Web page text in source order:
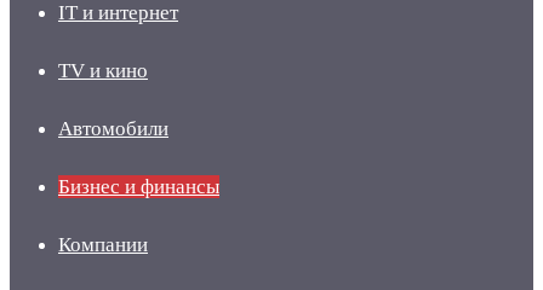
IT и интернет
TV и кино
Автомобили
Бизнес и финансы
Компании